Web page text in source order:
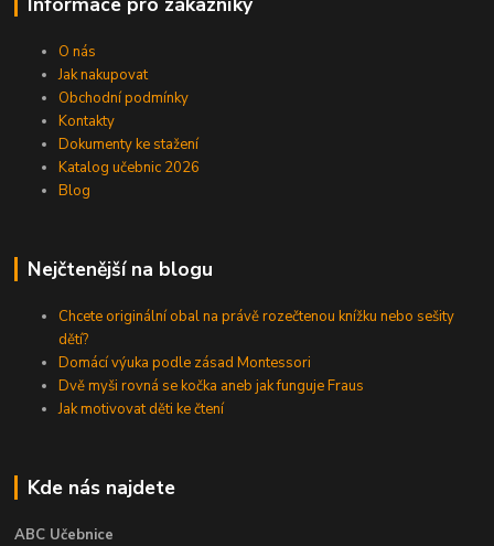
O nás
Jak nakupovat
Obchodní podmínky
Kontakty
Dokumenty ke stažení
Katalog učebnic 2026
Blog
Nejčtenější na blogu
Chcete originální obal na právě rozečtenou knížku nebo sešity
dětí?
Domácí výuka podle zásad Montessori
Dvě myši rovná se kočka aneb jak funguje Fraus
Jak motivovat děti ke čtení
Kde nás najdete
ABC Učebnice